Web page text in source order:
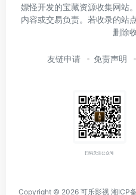
嫖怪开发的宝藏资源收集网站
内容或交易负责。若收录的站
删除
友链申请 免责声明
扫码关注公众号
Copyright © 2026 可乐影视 湘ICP